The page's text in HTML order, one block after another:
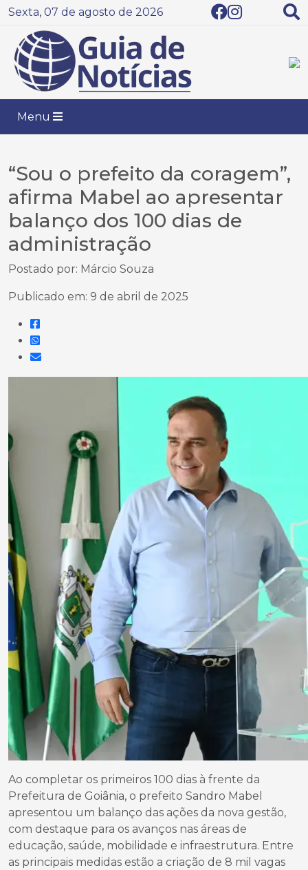
Sexta, 07 de agosto de 2026
Menu
“Sou o prefeito da coragem”,
afirma Mabel ao apresentar
balanço dos 100 dias de
administração
Postado por: Márcio Souza
Publicado em: 9 de abril de 2025
Ao completar os primeiros 100 dias à frente da
Prefeitura de Goiânia, o prefeito Sandro Mabel
apresentou um balanço das ações da nova gestão,
com destaque para os avanços nas áreas de
educação, saúde, mobilidade e infraestrutura. Entre
as principais medidas estão a criação de 8 mil vagas